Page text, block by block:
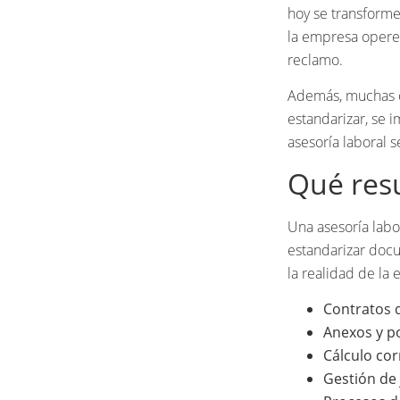
hoy se
la empresa
reclamo.
Además,
estandarizar, se
asesoría laboral
Qué
Una asesoría
estandarizar
la realidad de la
Contratos
Anexos y
Cálculo
Gestión